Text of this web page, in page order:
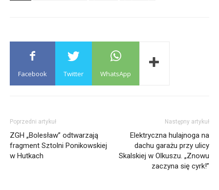
Facebook Twitter WhatsApp
Poprzedni artykuł
ZGH „Bolesław” odtwarzają
fragment Sztolni Ponikowskiej
w Hutkach
Następny artykuł
Elektryczna hulajnoga na
dachu garażu przy ulicy
Skalskiej w Olkuszu. „Znowu
zaczyna się cyrk!”